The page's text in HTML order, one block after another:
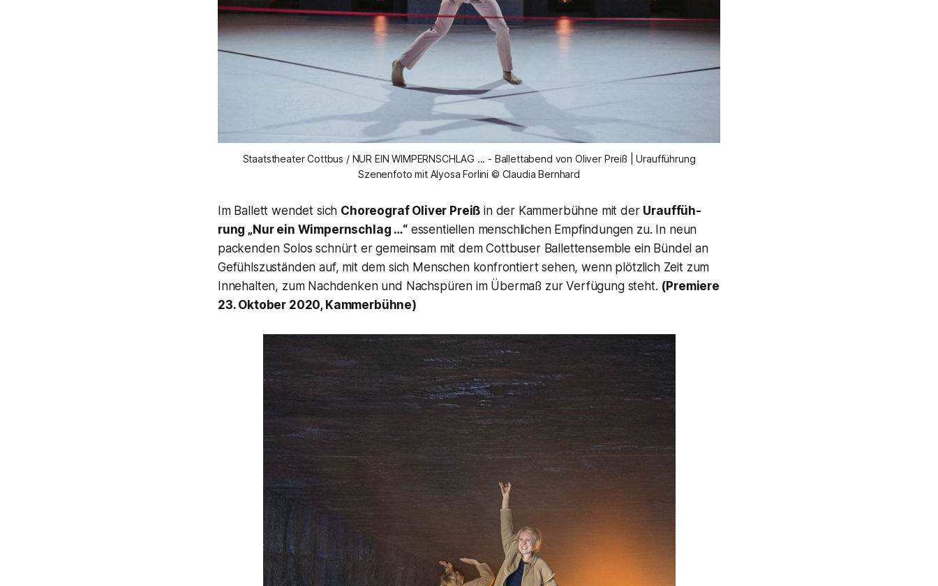
Staatstheater Cottbus / NUR EIN WIMPERNSCHLAG ... - Ballettabend von Oliver Preiß | Uraufführung
Szenenfoto mit Alyosa Forlini © Claudia Bernhard
Im Ballett wendet sich Choreograf Oliver Preiß in der Kammerbühne mit der Urauffüh-
rung „Nur ein Wimpernschlag …“essentiellen menschlichen Empfindungen zu. In neun
packenden Solos schnürt er gemeinsam mit dem Cottbuser Ballettensemble ein Bündel an
Gefühlszuständen auf, mit dem sich Menschen konfrontiert sehen, wenn plötzlich Zeit zum
Innehalten, zum Nachdenken und Nachspüren im Übermaß zur Verfügung steht. (Premiere
23. Oktober 2020, Kammerbühne)